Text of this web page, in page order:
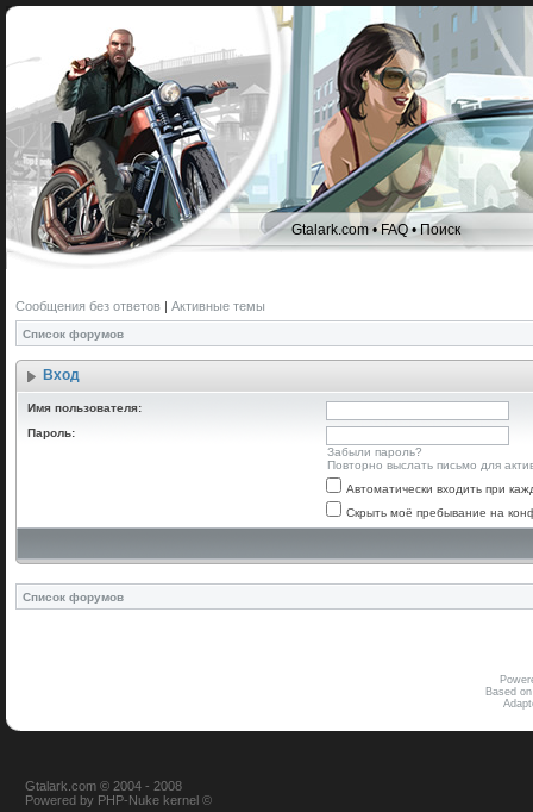
Gtalark.com •FAQ•Поиск
Сообщения без ответов | Активные темы
Список форумов
Вход
Имя пользователя:
Пароль:
Забыли пароль?
Повторно выслать письмо для
Автоматически входить при
Скрыть моё пребывание на
Список форумов
Based
Gtalark.com © 2004 - 2008
Powered by PHP-Nuke kernel ©